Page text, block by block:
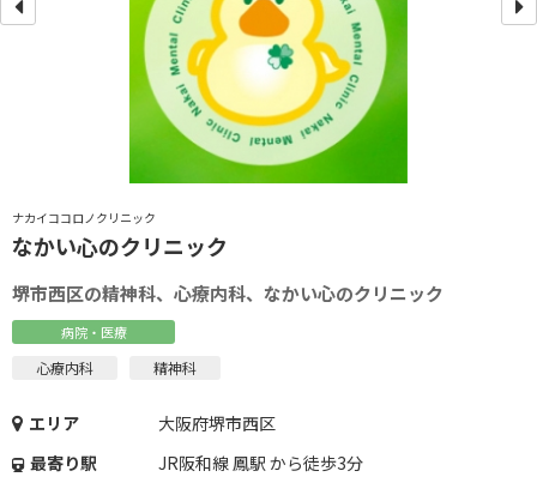
ナカイココロノクリニック
なかい心のクリニック
堺市西区の精神科、心療内科、なかい心のクリニック
病院・医療
心療内科 精神科
エリア
大阪府堺市西区
最寄り駅
JR阪和線 鳳駅 から徒歩3分